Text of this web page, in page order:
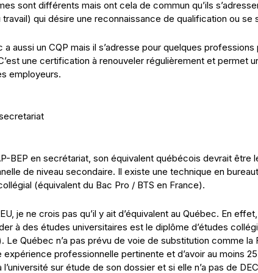
sont différents mais ont cela de commun qu’ils
travail) qui désire une reconnaissance de qualification ou se
a aussi un CQP mais il s’adresse pour quelques
une certification à renouveler régulièrement et permet
employeurs.
BEP en secrétariat, son équivalent québécois devrait être
de niveau secondaire. Il existe une technique en
(équivalent du Bac Pro / BTS en France).
je ne crois pas qu’il y ait d’équivalent au Québec. En
à des études universitaires est le diplôme d’études
Le Québec n’a pas prévu de voie de substitution comme la
expérience professionnelle pertinente et d’avoir au moins
sur étude de son dossier et si elle n’a pas de